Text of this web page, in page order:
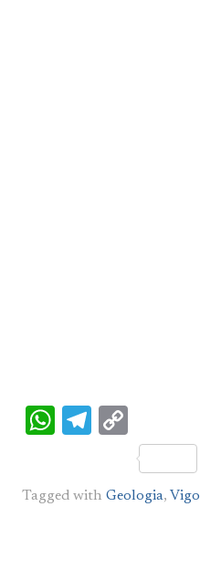
WhatsApp
Telegram
Link
Tagged with Geologia, Vigo